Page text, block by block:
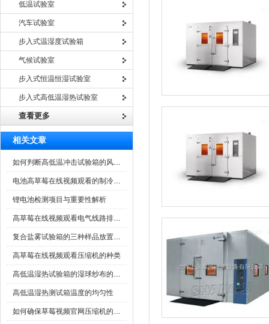
低温试验室
汽车试验室
步入式温湿度试验箱
气候试验室
步入式恒温恒湿试验室
步入式高低温湿热试验室
查看更多
相关文章
如何判断高低温冲击试验箱的风循环调节挡板是否正常开启
电池高草莓在线视频观看的制冷剂泄露的简单处理
锂电池检测项目与重要性解析
高草莓在线视频观看电气线路排布是怎样的
复合盐雾试验箱的三种样品放置说明
高草莓在线视频观看压缩机的种类
高低温湿热试验箱的湿球纱布的重要性
高低温湿热测试箱温度的均匀性
如何确保草莓视频官网压缩机的寿命